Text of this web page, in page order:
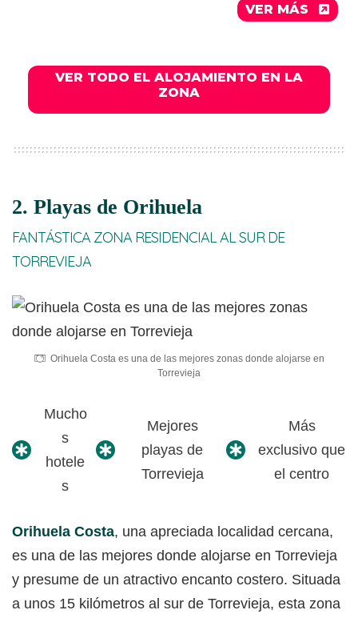
VER MÁS
VER TODO EL ALOJAMIENTO EN LA
ZONA
2. Playas de Orihuela
FANTÁSTICA ZONA RESIDENCIAL AL SUR DE
TORREVIEJA
Orihuela Costa es una de las mejores zonas donde alojarse en
Torrevieja
Mucho
s
hotele
s
Mejores
playas de
Torrevieja
Más
exclusivo que
el centro
Orihuela Costa, una apreciada localidad cercana,
es una de las mejores donde alojarse en Torrevieja
y presume de un atractivo encanto costero. Situada
a unos 15 kilómetros al sur de Torrevieja, esta zona